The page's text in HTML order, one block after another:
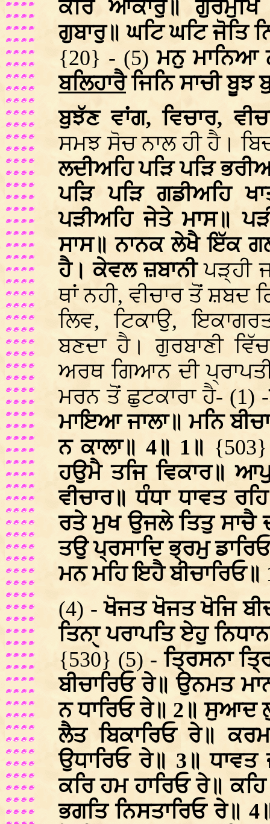
ਕਰਿ ਆਕਾਰੁ॥ ਗੁਰਮੁਖਿ
ਗੁਬਾਰੁ॥ ਘਟਿ ਘਟਿ ਜੋਤਿ
{20} - (5)ਮਨੁ ਮਾਨਿਆ
ਬਲਿਹਾਰ ਜਿਨਿ ਸਾਚੀ ਬੂਝ
ਬੁਝੱਣ ਵਾਂਗ, ਵਿਚਾਰ,
ਸਮਝ ਸੋਚ ਨਾਲ ਹੀ ਹੈ।
ਲਦੀਅਹਿ ਪੜਿ ਪੜਿ
ਪੜਿ ਪੜਿ ਗਡੀਅਹਿ
ਪੜੀਅਹਿ ਜੇਤੇ ਮਾਸ॥
ਸਾਸ॥ ਨਾਨਕ ਲੇਖੈ ਇੱਕ
ਹੈ। ਕੇਵਲ ਜ਼ਬਾਨੀਪੜ੍ਹੀ
ਥਾਂ ਨਹੀ, ਵੀਚਾਰ ਤੋਂ
ਲਿਵ, ਟਿਕਾਉ,
ਬਣਦਾ ਹੈ। ਗੁਰਬਾਣੀ
ਅਰਥ ਗਿਆਨ ਦੀ
ਮਰਨ ਤੋਂ ਛੁਟਕਾਰਾ ਹੈ- (1) -
ਮਾਇਆ ਜਾਲਾ॥ ਮਨਿ
ਨ ਕਾਲਾ॥ 4॥ 1॥
ਹਉਮੈ ਤਜਿ ਵਿਕਾਰ॥
ਵੀਚਾਰ॥ ਧੰਧਾ ਧਾਵਤ
ਰਤੇ ਮੁਖ ਉਜਲੇ ਤਿਤੁ ਸਾਚੈ
ਤਉ ਪ੍ਰਸਾਦਿ ਭ੍ਰਮੁ
ਮਨ ਮਹਿ ਇਹੈ
(4) - ਖੋਜਤ ਖੋਜਤ ਖੋਜਿ
ਤਿਨਾੑ ਪਰਾਪਤਿ ਏਹੁ
{530} (5) - ਤ੍ਰਿਸਨਾ
ਬੀਚਾਰਿਓ ਰੇ॥ ਉਨਮਤ
ਨ ਧਾਰਿਓ ਰੇ॥ 2॥ ਸੁਆਦ
ਲੈਤ ਬਿਕਾਰਿਓ ਰੇ॥
ਉਧਾਰਿਓ ਰੇ॥ 3॥
ਕਰਿ ਹਮ ਹਾਰਿਓ ਰੇ॥
ਭਗਤਿ ਨਿਸਤਾਰਿਓ ਰੇ॥